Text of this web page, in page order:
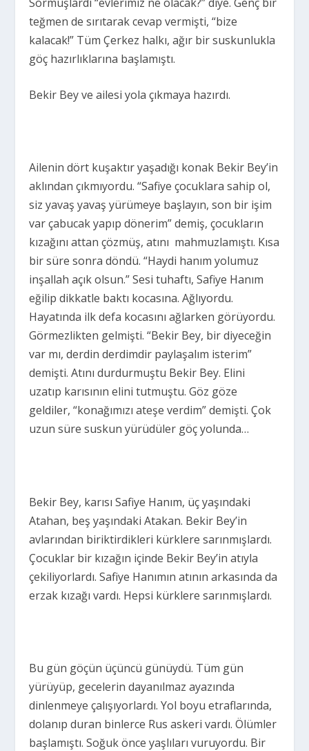
teğmen de sırıtarak cevap vermişti, “bize
kalacak!” Tüm Çerkez halkı, ağır bir suskunlukla
göç hazırlıklarına başlamıştı.
Bekir Bey ve ailesi yola çıkmaya hazırdı.
Ailenin dört kuşaktır yaşadığı konak Bekir Bey’in
aklından çıkmıyordu. “Safiye çocuklara sahip ol,
siz yavaş yavaş yürümeye başlayın, son bir işim
var çabucak yapıp dönerim” demiş, çocukların
kızağını attan çözmüş, atını mahmuzlamıştı. Kısa
bir süre sonra döndü. “Haydi hanım yolumuz
inşallah açık olsun.” Sesi tuhaftı, Safiye Hanım
eğilip dikkatle baktı kocasına. Ağlıyordu.
Hayatında ilk defa kocasını ağlarken görüyordu.
Görmezlikten gelmişti. “Bekir Bey, bir diyeceğin
var mı, derdin derdimdir paylaşalım isterim”
demişti. Atını durdurmuştu Bekir Bey. Elini
uzatıp karısının elini tutmuştu. Göz göze
geldiler, “konağımızı ateşe verdim” demişti. Çok
uzun süre suskun yürüdüler göç yolunda…
Bekir Bey, karısı Safiye Hanım, üç yaşındaki
Atahan, beş yaşındaki Atakan. Bekir Bey’in
avlarından biriktirdikleri kürklere sarınmışlardı.
Çocuklar bir kızağın içinde Bekir Bey’in atıyla
çekiliyorlardı. Safiye Hanımın atının arkasında da
erzak kızağı vardı. Hepsi kürklere sarınmışlardı.
Bu gün göçün üçüncü günüydü. Tüm gün
yürüyüp, gecelerin dayanılmaz ayazında
dinlenmeye çalışıyorlardı. Yol boyu etraflarında,
dolanıp duran binlerce Rus askeri vardı. Ölümler
başlamıştı. Soğuk önce yaşlıları vuruyordu. Bir